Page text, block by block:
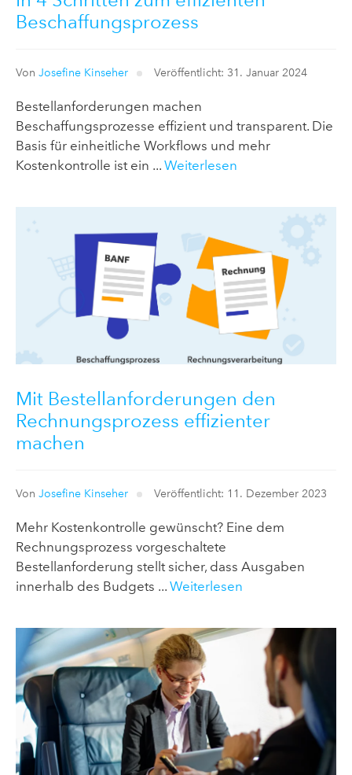
Beschaffungsprozess
Von Josefine Kinseher Veröffentlicht: 31. Januar 2024
Bestellanforderungen machen
Beschaffungsprozesse effizient und transparent. Die
Basis für einheitliche Workflows und mehr
Kostenkontrolle ist ein ... Weiterlesen
Mit Bestellanforderungen den
Rechnungsprozess effizienter
machen
Von Josefine Kinseher Veröffentlicht: 11. Dezember 2023
Mehr Kostenkontrolle gewünscht? Eine dem
Rechnungsprozess vorgeschaltete
Bestellanforderung stellt sicher, dass Ausgaben
innerhalb des Budgets ... Weiterlesen